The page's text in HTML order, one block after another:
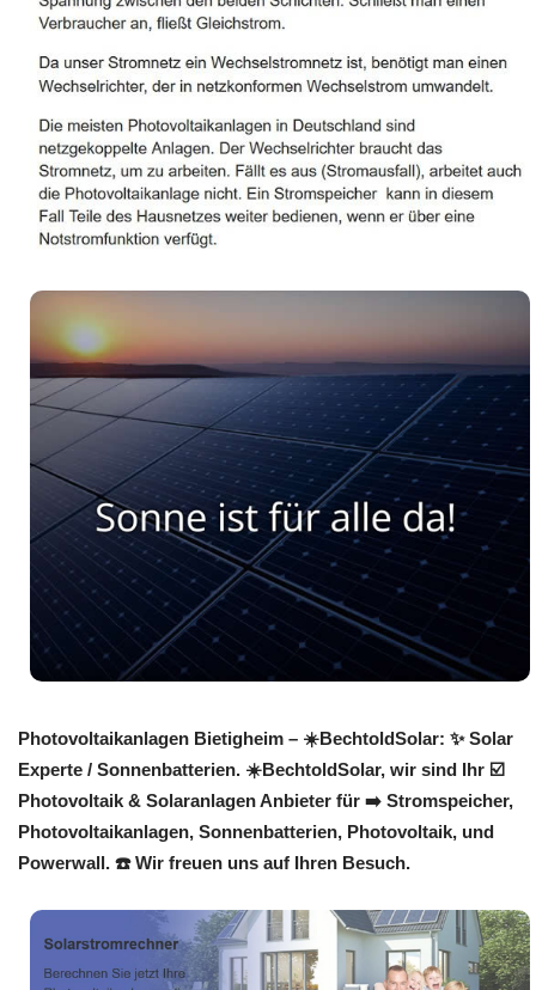
Photovoltaikanlagen Bietigheim – ☀️BechtoldSolar: ✨ Solar
Experte / Sonnenbatterien. ☀️BechtoldSolar, wir sind Ihr ☑️
Photovoltaik & Solaranlagen Anbieter für ➡️ Stromspeicher,
Photovoltaikanlagen, Sonnenbatterien, Photovoltaik, und
Powerwall. ☎️ Wir freuen uns auf Ihren Besuch.